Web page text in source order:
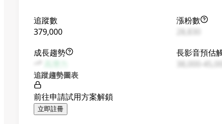
追蹤數
379,000
漲粉數
成長趨勢
長影音預估
38,000-
追蹤趨勢圖表
前往申請試用方案解鎖
立即註冊